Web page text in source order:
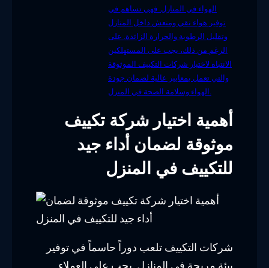
الهواء في المنازل. فهي تساهم في
توفير هواء نقي ومنعش داخل المنازل
وتقليل الرطوبة والحرارة الزائدة. على
الرغم من ذلك، يجب على المستهلكين
الانتباه لاختيار شركات التكييف الموثوقة
والتي تعمل بمعايير عالية لضمان جودة
الهواء وسلامة الصحة في المنزل.
أهمية اختيار شركة تكييف
موثوقة لضمان أداء جيد
للتكييف في المنزل
شركات التكييف تلعب دوراً حاسماً في توفير
بيئة مريحة في المنازل. يجب على العملاء